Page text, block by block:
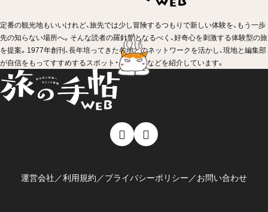
定番の観光地もいいけれど、旅先では少し冒険するつもりで新しい体験を、もう一歩
先の知らない場所へ。そんな読者の羅針盤となるべく、好奇心を刺激する体験型の旅
を提案。1977年創刊、長年培ってきた各地とのネットワークを活かし、現地と編集部
が自信をもってすすめするスポット・イベントなどを紹介しています。
運営会社／利用規約／プライバシーポリシー／お問い合わせ